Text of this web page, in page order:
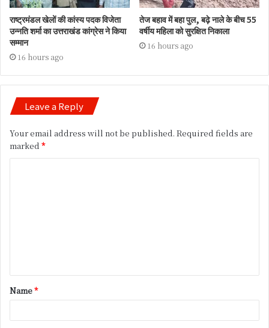
राष्ट्रमंडल खेलों की कांस्य पदक विजेता
उन्नति शर्मा का उत्तराखंड कांग्रेस ने किया
सम्मान
16 hours ago
तेज बहाव में बहा पुल, बढ़े नाले के बीच 55
वर्षीय महिला को सुरक्षित निकाला
16 hours ago
Leave a Reply
Your email address will not be published. Required fields are
marked *
t
*
Name*